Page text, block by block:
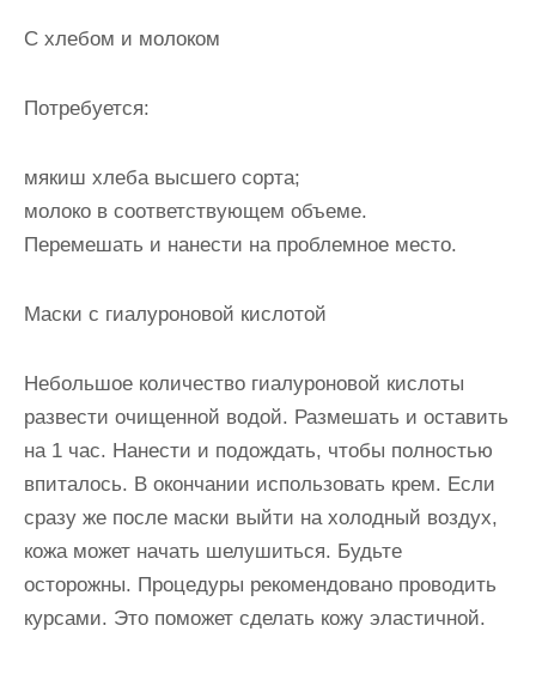
С хлебом и молоком
Потребуется:
мякиш хлеба высшего сорта;
молоко в соответствующем объеме.
Перемешать и нанести на проблемное место.
Маски с гиалуроновой кислотой
Небольшое количество гиалуроновой кислоты
развести очищенной водой. Размешать и оставить
на 1 час. Нанести и подождать, чтобы полностью
впиталось. В окончании использовать крем. Если
сразу же после маски выйти на холодный воздух,
кожа может начать шелушиться. Будьте
осторожны. Процедуры рекомендовано проводить
курсами. Это поможет сделать кожу эластичной.